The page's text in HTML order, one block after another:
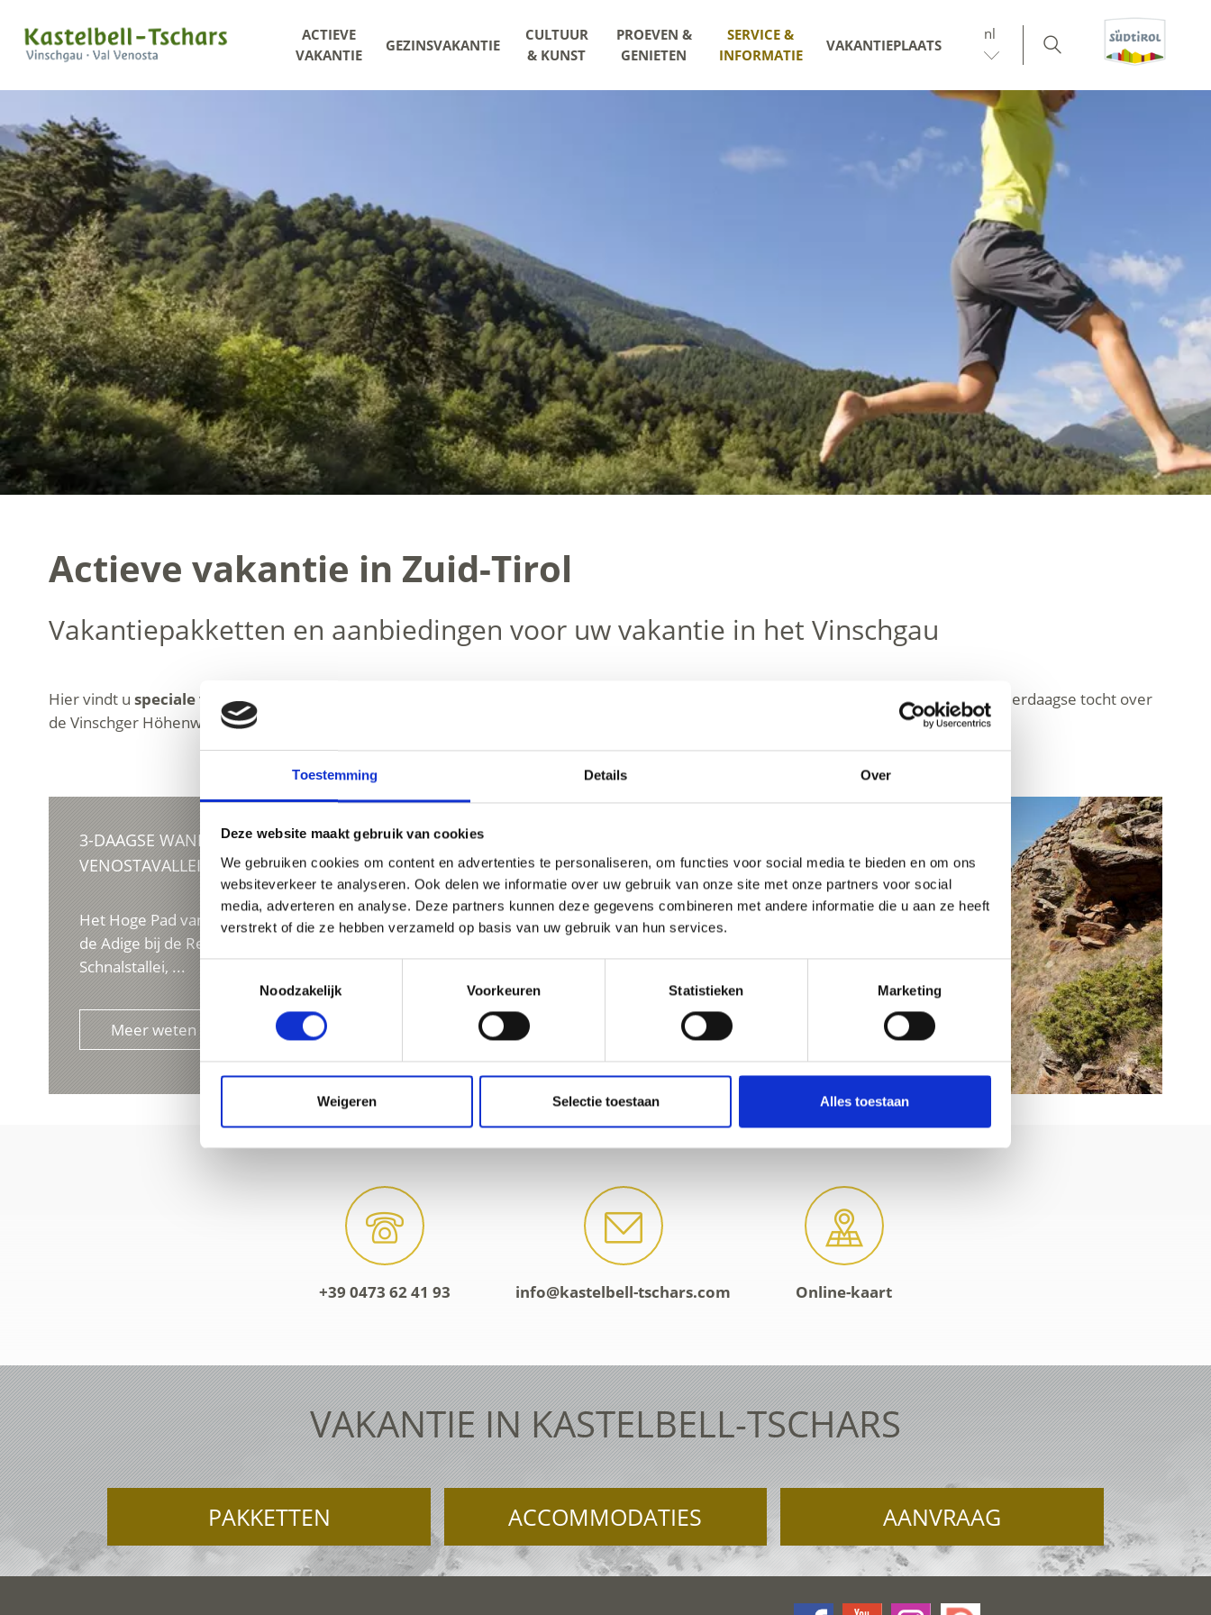
Toestemming Details Over
Deze website maakt gebruik van cookies
We gebruiken cookies om content en advertenties te personaliseren, om functies voor social media te bieden en om ons
websiteverkeer te analyseren. Ook delen we informatie over uw gebruik van onze site met onze partners voor social
media, adverteren en analyse. Deze partners kunnen deze gegevens combineren met andere informatie die u aan ze heeft
verstrekt of die ze hebben verzameld op basis van uw gebruik van hun services.
Noodzakelijk
Voorkeuren Statistieken Marketing
Weigeren Selectie toestaan Alles toestaan
ACTIEVE
VAKANTIE
GEZINSVAKANTIE
CULTUUR
& KUNST
PROEVEN &
GENIETEN
SERVICE &
INFORMATIE
VAKANTIEPLAATS
nl
Actieve vakantie in Zuid-Tirol
Vakantiepakketten en aanbiedingen voor uw vakantie in het Vinschgau
Hier vindt u speciale vakantiepakketten
in Zuid-Tirol, inclusief overnachtingen en extra’s, waaronder een meerdaagse tocht over
de Vinschger Höhenweg, een trekkingtocht, een tocht over oude smokkelpaden of een fietsvakantie.
3-DAAGSE WANDELING – HOOGGEBERGTEPAD DOOR DE
VENOSTAVALLEI
Het Hoge Pad van de Venostavallei, dat loopt van de bron van de rivier
de Adige bij de Reschenpas tot Kasteel Juval bij de ingang van de
Schnalstallei, ...
Meer weten
+39 0473 62 41 93 info@kastelbell-tschars.com Online-kaart
VAKANTIE IN KASTELBELL-TSCHARS
PAKKETTEN ACCOMMODATIES AANVRAAG